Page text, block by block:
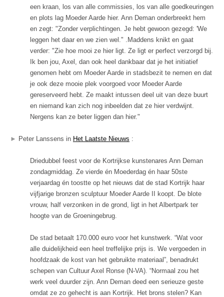
een kraan, los van alle commissies, los van alle goedkeuringen
en plots lag Moeder Aarde hier. Ann Deman onderbreekt hem
en zegt: "Zonder verplichtingen. Je hebt gewoon gezegd: 'We
leggen het daar en we zien wel." .Maddens knikt en gaat
verder: "Zie hoe mooi ze hier ligt. Ze ligt er perfect verzorgd bij.
Ik ben jou, Axel, dan ook heel dankbaar dat je het initiatief
genomen hebt om Moeder Aarde in stadsbezit te nemen en dat
je ook deze mooie plek voorgoed voor Moeder Aarde
gereserveerd hebt. Ze maakt intussen deel uit van deze buurt
en niemand kan zich nog inbeelden dat ze hier verdwijnt.
Nergens kan ze beter liggen dan hier."
► Peter Lanssens in Het Laatste Nieuws :
Driedubbel feest voor de Kortrijkse kunstenares Ann Deman
zondagmiddag. Ze vierde én Moederdag én haar 50ste
verjaardag én toostte op het nieuws dat de stad Kortrijk haar
vijfjarige bronzen sculptuur Moeder Aarde II koopt. De blote
vrouw, half verzonken in de grond, ligt in het Albertpark ter
hoogte van de Groeningebrug.
De stad betaalt 170.000 euro voor het kunstwerk. “Wat voor
alle duidelijkheid een heel treffelijke prijs is. We vergoeden in
hoofdzaak de kost van het gebruikte materiaal”, benadrukt
schepen van Cultuur Axel Ronse (N-VA). “Normaal zou het
werk veel duurder zijn. Ann Deman deed een serieuze geste
omdat ze zo gehecht is aan Kortrijk. Het brons stelen? Kan